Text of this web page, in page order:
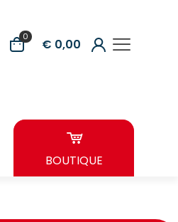
0 € 0,00
BOUTIQUE